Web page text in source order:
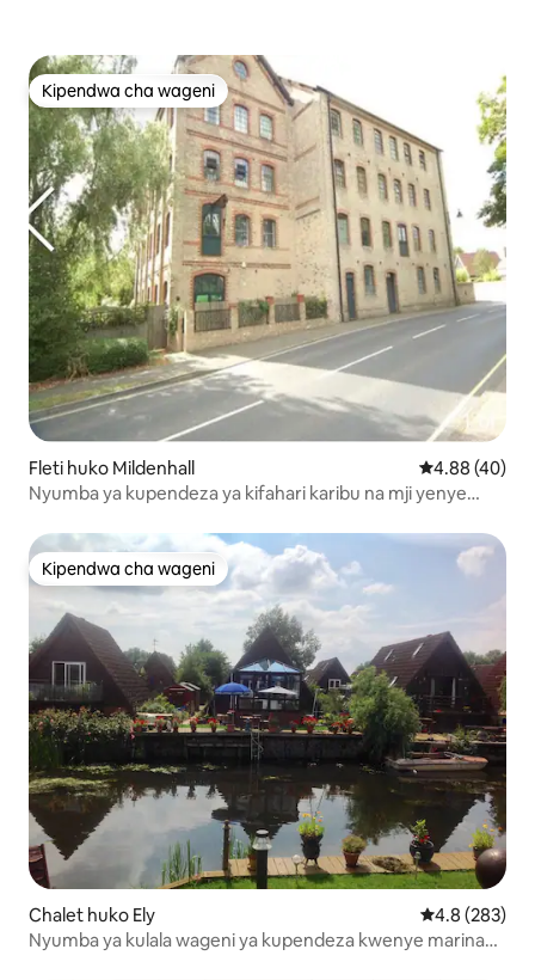
Kipendwa cha wageni
Kipendwa cha wageni
Fleti huko Mildenhall Ukadiriaji wa
4.88 (40)
Nyumba ya kupendeza ya kifahari karibu na mji yenye
Kipendwa cha wageni
Kipendwa cha wageni
Chalet huko Ely Ukadiriaji wa
4.8 (283)
Nyumba ya kulala wageni ya kupendeza kwenye marina